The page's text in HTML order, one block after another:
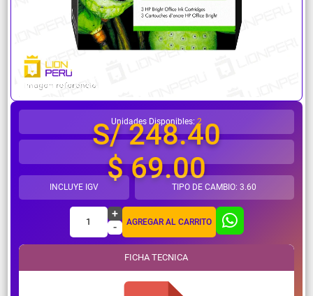
¿Necesitas ayuda?
Unidades Disponibles:2
S/ 248.40
$ 69.00
INCLUYE IGV TIPO DE CAMBIO: 3.60
1
+
-
AGREGAR AL CARRITO
FICHA TECNICA